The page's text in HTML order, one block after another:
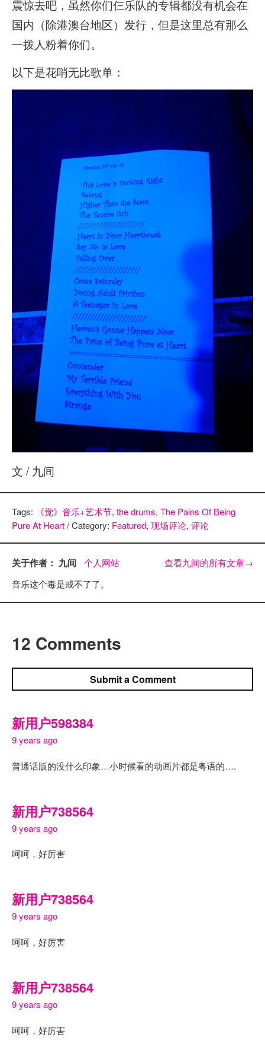
震惊去吧，虽然你们仨乐队的专辑都没有机会在
国内（除港澳台地区）发行，但是这里总有那么
一拨人粉着你们。
以下是花哨无比歌单：
文 / 九间
Tags: 《觉》音乐+艺术节, the drums, The Pains Of Being
Pure At Heart/ Category: Featured, 现场评论, 评论
关于作者： 九间 个人网站 查看九间的所有文章→
音乐这个毒是戒不了了。
12 Comments
Submit a Comment
新用户598384
9 years ago
普通话版的没什么印象…小时候看的动画片都是粤语的….
新用户738564
9 years ago
呵呵，好厉害
新用户738564
9 years ago
呵呵，好厉害
新用户738564
9 years ago
呵呵，好厉害